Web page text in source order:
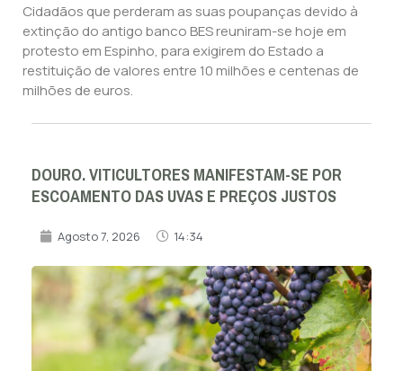
Cidadãos que perderam as suas poupanças devido à
extinção do antigo banco BES reuniram-se hoje em
protesto em Espinho, para exigirem do Estado a
restituição de valores entre 10 milhões e centenas de
milhões de euros.
DOURO. VITICULTORES MANIFESTAM-SE POR
ESCOAMENTO DAS UVAS E PREÇOS JUSTOS
Agosto 7, 2026 14:34